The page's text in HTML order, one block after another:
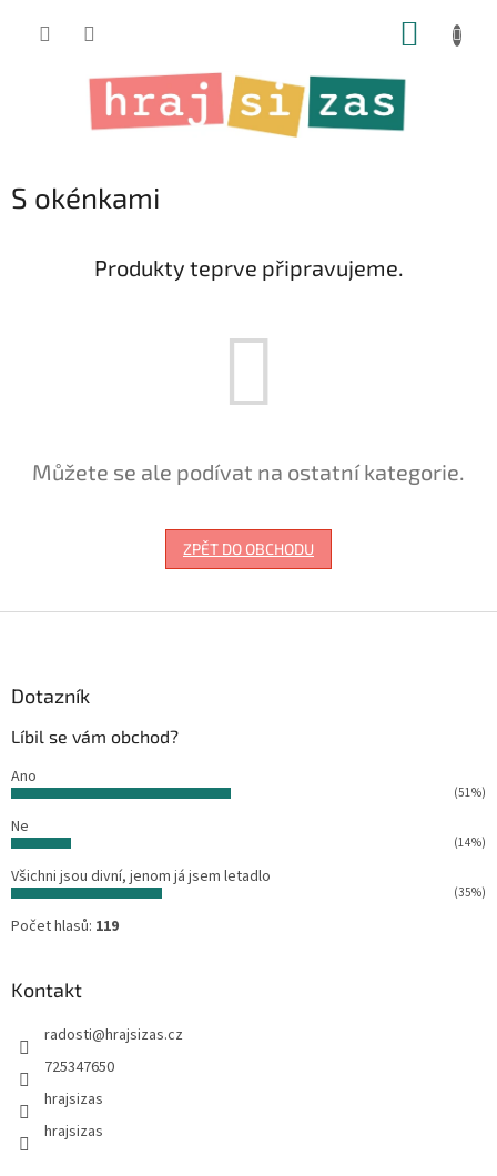
S okénkami
Produkty teprve připravujeme.
Můžete se ale podívat na ostatní kategorie.
ZPĚT DO OBCHODU
Dotazník
Líbil se vám obchod?
Ano
(51%)
Ne
(14%)
Všichni jsou divní, jenom já jsem letadlo
(35%)
Počet hlasů: 119
Kontakt
radosti@hrajsizas.cz
725347650
hrajsizas
hrajsizas